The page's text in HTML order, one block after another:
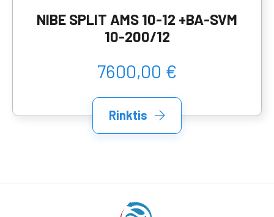
NIBE SPLIT AMS 10-12 +BA-SVM
10-200/12
7600,00 €
Rinktis